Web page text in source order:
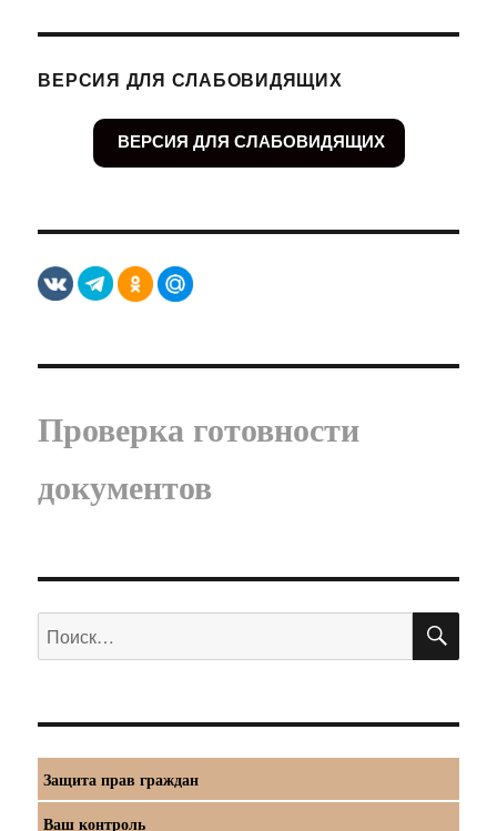
ВЕРСИЯ ДЛЯ СЛАБОВИДЯЩИХ
ВЕРСИЯ ДЛЯ СЛАБОВИДЯЩИХ
Проверка готовности
документов
Искать:
Защита прав граждан
Ваш контроль